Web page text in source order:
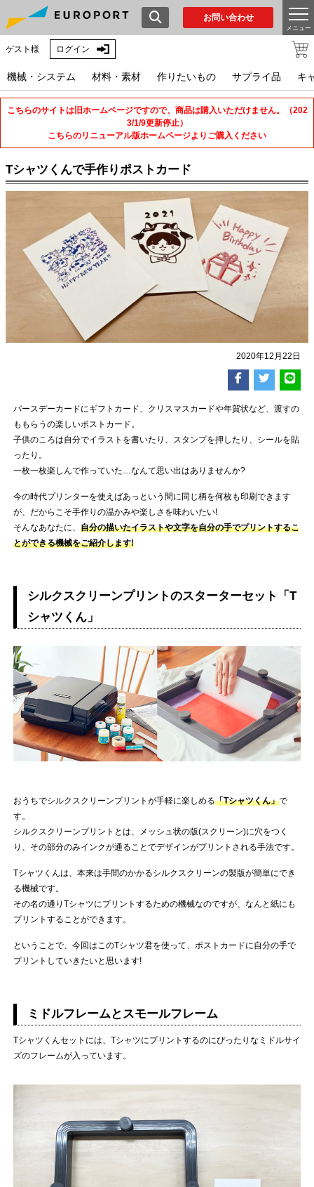
お問い合わせ
メニュー
ゲスト様 ログイン
機械・システム 材料・素材 作りたいもの サプライ品 キ
こちらのサイトは旧ホームページですので、商品は購入いただけません。（202
3/1/9更新停止）
こちらのリニューアル版ホームページよりご購入ください
Tシャツくんで手作りポストカード
2020年12月22日
バースデーカードにギフトカード、クリスマスカードや年賀状など、渡すの
ももらうの楽しいポストカード。
子供のころは自分でイラストを書いたり、スタンプを押したり、シールを貼
ったり。
一枚一枚楽しんで作っていた…なんて思い出はありませんか?
今の時代プリンターを使えばあっという間に同じ柄を何枚も印刷できます
が、だからこそ手作りの温かみや楽しさを味わいたい!
そんなあなたに、 自分の描いたイラストや文字を自分の手でプリントするこ
とができる機械をご紹介します!
シルクスクリーンプリントのスターターセット「T
シャツくん」
おうちでシルクスクリーンプリントが手軽に楽しめる「Tシャツくん」で
す。
シルクスクリーンプリントとは、メッシュ状の版(スクリーン)に穴をつく
り、その部分のみインクが通ることでデザインがプリントされる手法です。
Tシャツくんは、本来は手間のかかるシルクスクリーンの製版が簡単にでき
る機械です。
その名の通りTシャツにプリントするための機械なのですが、なんと紙にも
プリントすることができます。
ということで、今回はこのTシャツ君を使って、ポストカードに自分の手で
プリントしていきたいと思います!
ミドルフレームとスモールフレーム
Tシャツくんセットには、Tシャツにプリントするのにぴったりなミドルサイ
ズのフレームが入っています。